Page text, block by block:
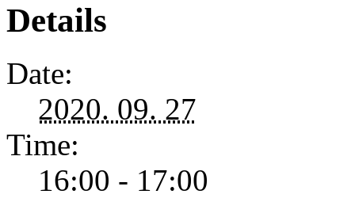
Details
Date:
2020. 09. 27
Time:
16:00 - 17:00